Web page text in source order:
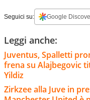
Seguici su: Google
Leggi anche:
Juventus, Spalletti
frena su Alajbegovic
Yildiz
Zirkzee alla Juve in